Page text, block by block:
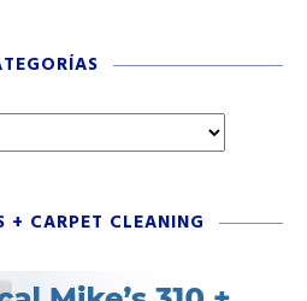
+ CARPET CLEANING